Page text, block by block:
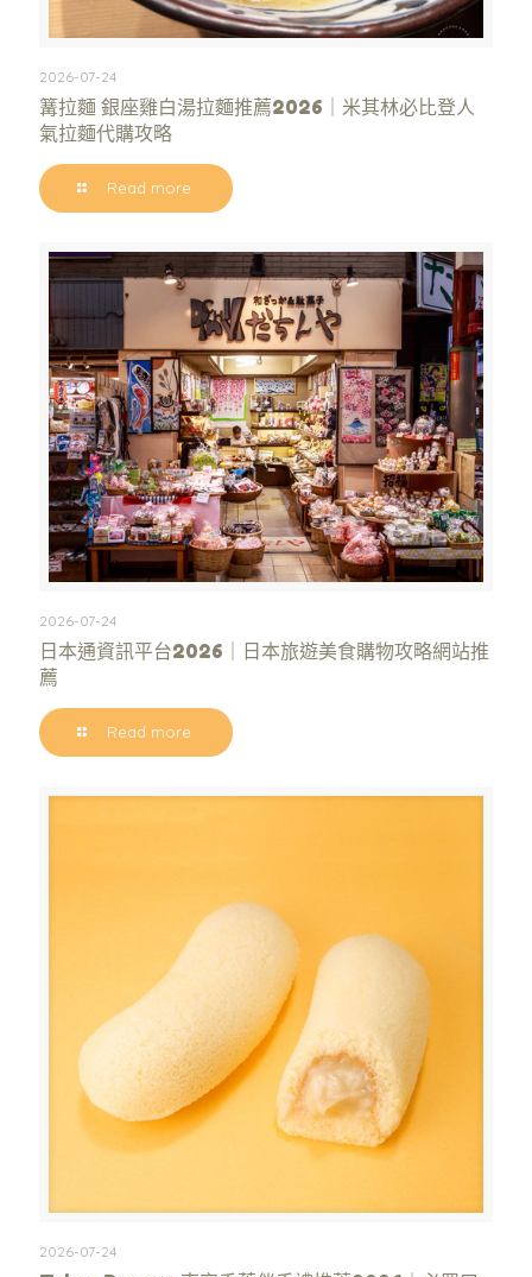
2026-07-24
篝拉麵 銀座雞白湯拉麵推薦2026｜米其林必比登人
氣拉麵代購攻略
Read more
2026-07-24
日本通資訊平台2026｜日本旅遊美食購物攻略網站推
薦
Read more
2026-07-24